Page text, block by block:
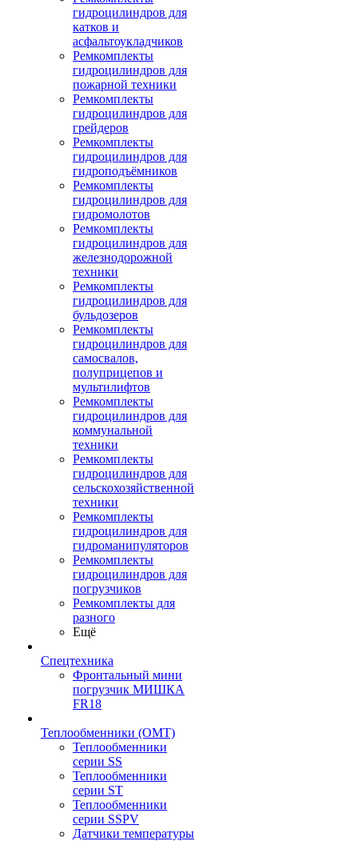
гидроцилиндров для
катков и
асфальтоукладчиков
Ремкомплекты
гидроцилиндров для
пожарной техники
Ремкомплекты
гидроцилиндров для
грейдеров
Ремкомплекты
гидроцилиндров для
гидроподъёмников
Ремкомплекты
гидроцилиндров для
гидромолотов
Ремкомплекты
гидроцилиндров для
железнодорожной
техники
Ремкомплекты
гидроцилиндров для
бульдозеров
Ремкомплекты
гидроцилиндров для
самосвалов,
полуприцепов и
мультилифтов
Ремкомплекты
гидроцилиндров для
коммунальной
техники
Ремкомплекты
гидроцилиндров для
сельскохозяйственной
техники
Ремкомплекты
гидроцилиндров для
гидроманипуляторов
Ремкомплекты
гидроцилиндров для
погрузчиков
Ремкомплекты для
разного
Ещё
Спецтехника
Фронтальный мини
погрузчик МИШКА
FR18
Теплообменники (OMT)
Теплообменники
серии SS
Теплообменники
серии ST
Теплообменники
серии SSPV
Датчики температуры